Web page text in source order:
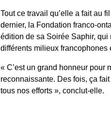
Tout ce travail qu’elle a fait au
dernier, la Fondation franco-
édition de sa Soirée Saphir, qui
différents milieux francophones
« C’est un grand honneur pour
reconnaissante. Des fois, ça
tous nos efforts », conclut-elle.